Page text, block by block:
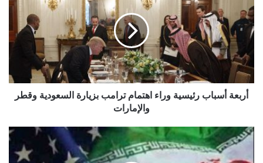
رئيسية
وراء
اهتمام
ترامب
بزيارة
السعودية
وقطر
والإمارات
أربعة أسباب رئيسية وراء اهتمام ترامب بزيارة السعودية وقطر
والإمارات
عقوبات
أميركية
جديدة